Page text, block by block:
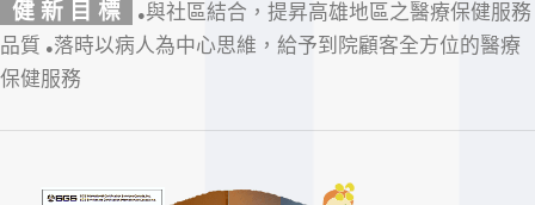
健 新 目 標 ●與社區結合，提昇高雄地區之醫療保健服務
品質 ●落時以病人為中心思維，給予到院顧客全方位的醫療
保健服務